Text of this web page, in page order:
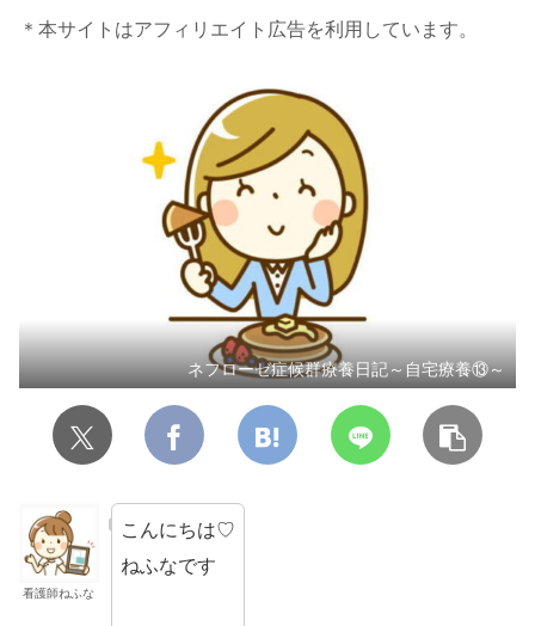
＊本サイトはアフィリエイト広告を利用しています。
ネフローゼ症候群療養日記～自宅療養⑬～
看護師ねふな
こんにちは♡
ねふなです